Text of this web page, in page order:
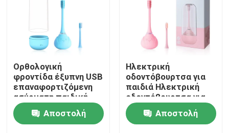
επανακαταλογηστέα ηλεκτρική οδοντόβουρτσα
Ηλεκτρική οδοντόβουρτσα παιδιών
Ηχιτική ηλεκτρική οδοντόβουρτσα
Ορθολογική
φροντίδα έξυπνη USB
επαναφορτιζόμενη
ασύρματη παιδική
ηλεκτρική
οδοντόβουρτσα με
έξυπνο χρονόμετρο
Αποστολή
Ηλεκτρική
οδοντόβουρτσα για
παιδιά Ηλεκτρική
οδοντόβουρτσα για
παιδιά Ηλεκτρική
οδοντόβουρτσα για
παιδιά
Αποστολή